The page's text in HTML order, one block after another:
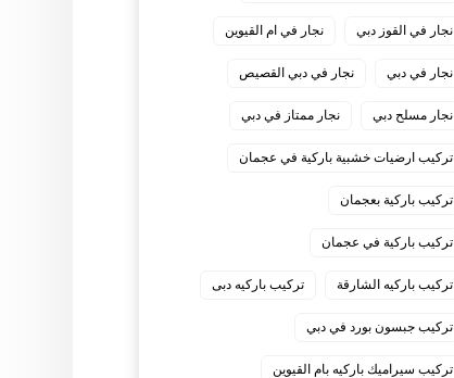
نجار في القوز دبي نجار في ام القيوين
نجار في دبي نجار في دبي القصيص
نجار مسلح دبي نجار ممتاز في دبي
‏تركيب ارضيات خشبية باركية في عجمان
‏تركيب باركية بعجمان
‏تركيب باركية في عجمان
‏تركيب باركيه الشارقة ‏تركيب باركيه دبى
‏تركيب جبسون بورد في دبي
‏تركيب سيراميك باركيه بام القيوين